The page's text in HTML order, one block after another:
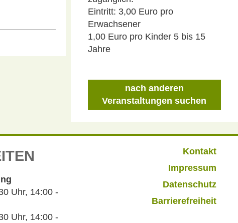
nach anderen
Veranstaltungen suchen
Eintritt: 3,00 Euro pro
Erwachsener
1,00 Euro pro Kinder 5 bis 15
Jahre
Uhr, 14:00 -
Uhr, 14:00 -
Kontakt
Impressum
Datenschutz
Barrierefreiheit